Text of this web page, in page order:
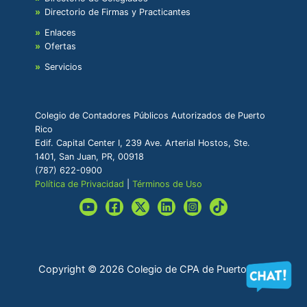
Directorio de Firmas y Practicantes
Enlaces
Ofertas
Servicios
Colegio de Contadores Públicos Autorizados de Puerto
Rico
Edif. Capital Center I, 239 Ave. Arterial Hostos, Ste.
1401, San Juan, PR, 00918
(787) 622-0900
Política de Privacidad |Términos de Uso
Copyright © 2026 Colegio de CPA de Puerto Rico